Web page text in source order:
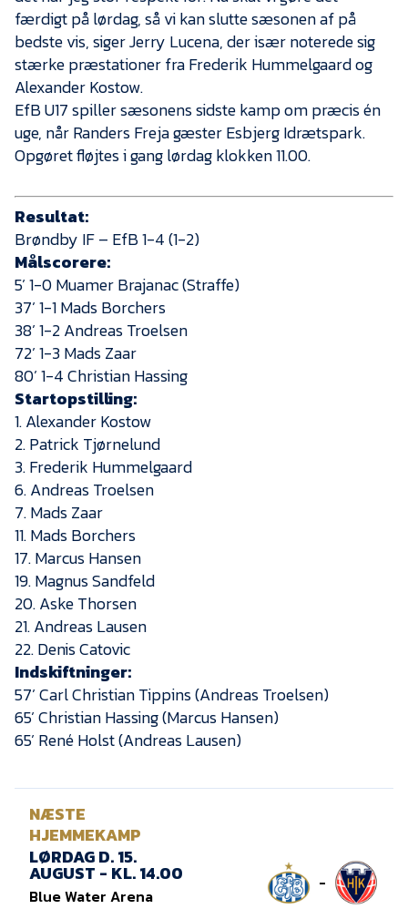
færdigt på lørdag, så vi kan slutte sæsonen af på
bedste vis, siger Jerry Lucena, der især noterede sig
stærke præstationer fra Frederik Hummelgaard og
Alexander Kostow.
EfB U17 spiller sæsonens sidste kamp om præcis én
uge, når Randers Freja gæster Esbjerg Idrætspark.
Opgøret fløjtes i gang lørdag klokken 11.00.
Resultat:
Brøndby IF – EfB 1-4 (1-2)
Målscorere:
5’ 1-0 Muamer Brajanac (Straffe)
37’ 1-1 Mads Borchers
38’ 1-2 Andreas Troelsen
72’ 1-3 Mads Zaar
80’ 1-4 Christian Hassing
Startopstilling:
1. Alexander Kostow
2. Patrick Tjørnelund
3. Frederik Hummelgaard
6. Andreas Troelsen
7. Mads Zaar
11. Mads Borchers
17. Marcus Hansen
19. Magnus Sandfeld
20. Aske Thorsen
21. Andreas Lausen
22. Denis Catovic
Indskiftninger:
57’ Carl Christian Tippins (Andreas Troelsen)
65’ Christian Hassing (Marcus Hansen)
65’ René Holst (Andreas Lausen)
NÆSTE
HJEMMEKAMP
LØRDAG D. 15.
AUGUST - KL. 14.00
Blue Water Arena
-